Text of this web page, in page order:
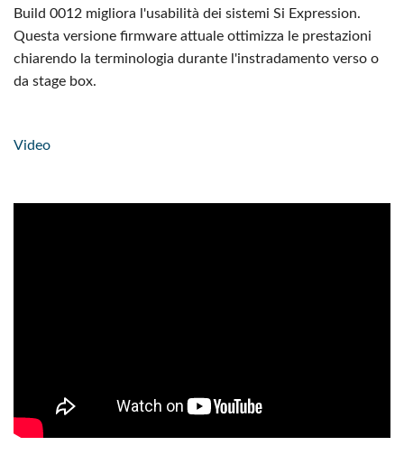
Build 0012 migliora l'usabilità dei sistemi Si Expression.
Questa versione firmware attuale ottimizza le prestazioni
chiarendo la terminologia durante l'instradamento verso o
da stage box.
Video